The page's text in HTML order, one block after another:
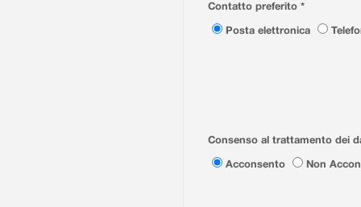
Contatto preferito *
Posta elettronica
Consenso al trattamento dei
Acconsento
Non